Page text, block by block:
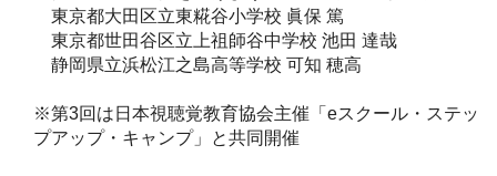
東京都大田区立東糀谷小学校 眞保 篤
東京都世田谷区立上祖師谷中学校 池田 達哉
静岡県立浜松江之島高等学校 可知 穂高
※第3回は日本視聴覚教育協会主催「eスクール・ステッ
プアップ・キャンプ」と共同開催